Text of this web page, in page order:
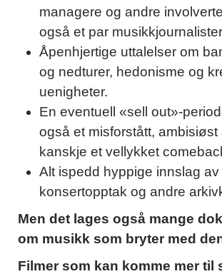
managere og andre
også et par
Åpenhjertige uttalelser om
og nedturer, hedonisme og
uenigheter.
En eventuell «sell out»-
også et misforstått, ambisiøst
kanskje et vellykket
Alt ispedd hyppige innslag av
konsertopptak og andre
Men det lages også mange
om musikk som bryter med
Filmer som kan komme mer til